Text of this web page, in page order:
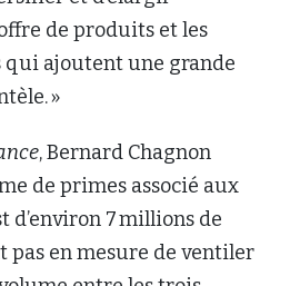
de produits et les
qui ajoutent une grande
»
, Bernard Chagnon
de primes associé aux
d’environ 7 millions de
pas en mesure de ventiler